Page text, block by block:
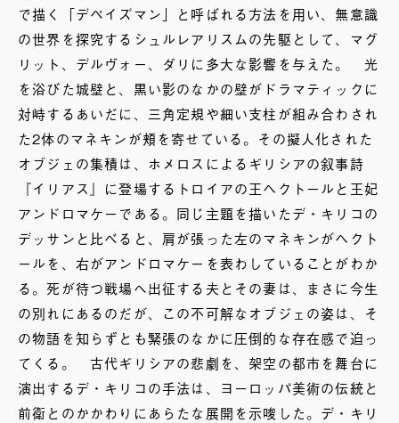
で描く「デペイズマン」と呼ばれる方法を用い、無意識
の世界を探究するシュルレアリスムの先駆として、マグ
リット、デルヴォー、ダリに多大な影響を与えた。 光
を浴びた城壁と、黒い影のなかの壁がドラマティックに
対峙するあいだに、三角定規や細い支柱が組み合わされ
た2体のマネキンが頬を寄せている。その擬人化された
オブジェの集積は、ホメロスによるギリシアの叙事詩
『イリアス』に登場するトロイアの王ヘクトールと王妃
アンドロマケーである。同じ主題を描いたデ・キリコの
デッサンと比べると、肩が張った左のマネキンがヘクト
ールを、右がアンドロマケーを表わしていることがわか
る。死が待つ戦場へ出征する夫とその妻は、まさに今生
の別れにあるのだが、この不可解なオブジェの姿は、そ
の物語を知らずとも緊張のなかに圧倒的な存在感で迫っ
てくる。 古代ギリシアの悲劇を、架空の都市を舞台に
演出するデ・キリコの手法は、ヨーロッパ美術の伝統と
前衛とのかかわりにあらたな展開を示唆した。デ・キリ